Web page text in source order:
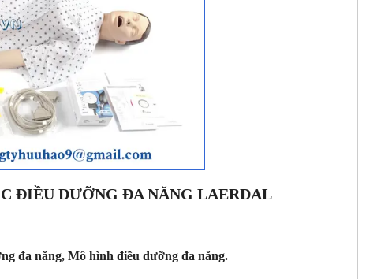
ĐIỀU DƯỠNG ĐA NĂNG LAERDAL
đa năng, Mô hình điều dưỡng đa năng.